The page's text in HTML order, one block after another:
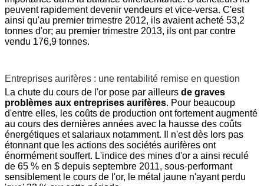
peuvent rapidement devenir vendeurs et vice-versa. C'est
ainsi qu'au premier trimestre 2012, ils avaient acheté 53,2
tonnes d'or; au premier trimestre 2013, ils ont par contre
vendu 176,9 tonnes.
Entreprises aurifères : une rentabilité remise en question
La chute du cours de l'or pose par ailleurs de graves
problèmes aux entreprises aurifères. Pour beaucoup
d'entre elles, les coûts de production ont fortement augmenté
au cours des dernières années avec la hausse des coûts
énergétiques et salariaux notamment. Il n'est dès lors pas
étonnant que les actions des sociétés aurifères ont
énormément souffert. L'indice des mines d'or a ainsi reculé
de 65 % en $ depuis septembre 2011, sous-performant
sensiblement le cours de l'or, le métal jaune n'ayant perdu